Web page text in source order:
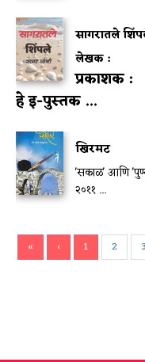
सागरातले
लेखक :
प्रकाशक :
हे इ-पुस्तक ...
खिरमट
'सकाळ' आणि
२०११ ...
« ‹ 1 2 3